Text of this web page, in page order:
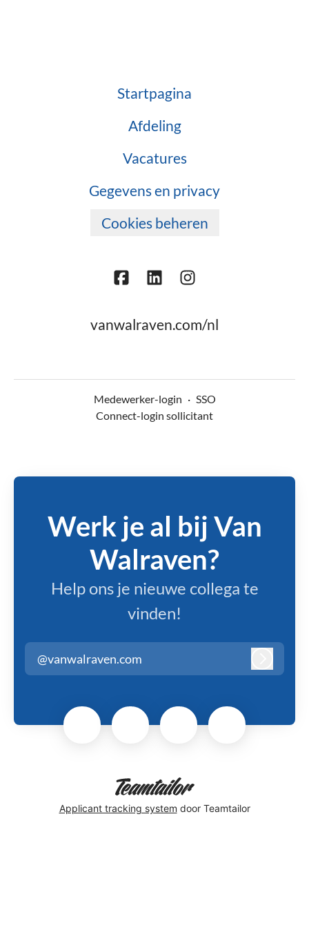
Startpagina
Afdeling
Vacatures
Gegevens en privacy
Cookies beheren
vanwalraven.com/nl
Medewerker-login · SSO
Connect-login sollicitant
Werk je al bij Van
Walraven?
Help ons je nieuwe collega te
vinden!
@vanwalraven.com
Applicant tracking system door Teamtailor